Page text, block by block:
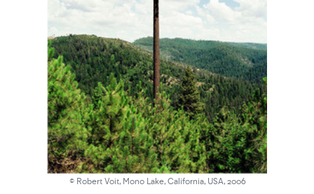
© Robert Voit, Mono Lake, California, USA, 2006